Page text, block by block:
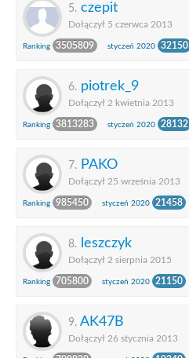
5. czepit
Dołączył 5 czerwca 2013
Ranking 3505809 styczeń 2020 32150
6. piotrek_9
Dołączył 2 kwietnia 2013
Ranking 3813283 styczeń 2020 28132
7. PAKO
Dołączył 25 września 2013
Ranking 985450 styczeń 2020 21458
8. leszczyk
Dołączył 2 sierpnia 2015
Ranking 705800 styczeń 2020 21150
9. AK47B
Dołączył 26 stycznia 2013